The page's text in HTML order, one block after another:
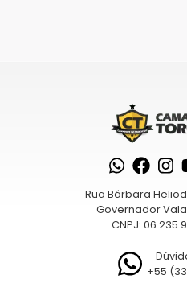
Rua Bárbara
Governador
CNPJ:
+55